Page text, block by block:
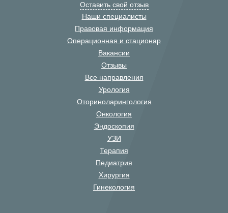
Оставить свой отзыв
Наши специалисты
Правовая информация
Операционная и стационар
Вакансии
Отзывы
Все направления
Урология
Оториноларингология
Онкология
Эндоскопия
УЗИ
Терапия
Педиатрия
Хирургия
Гинекология